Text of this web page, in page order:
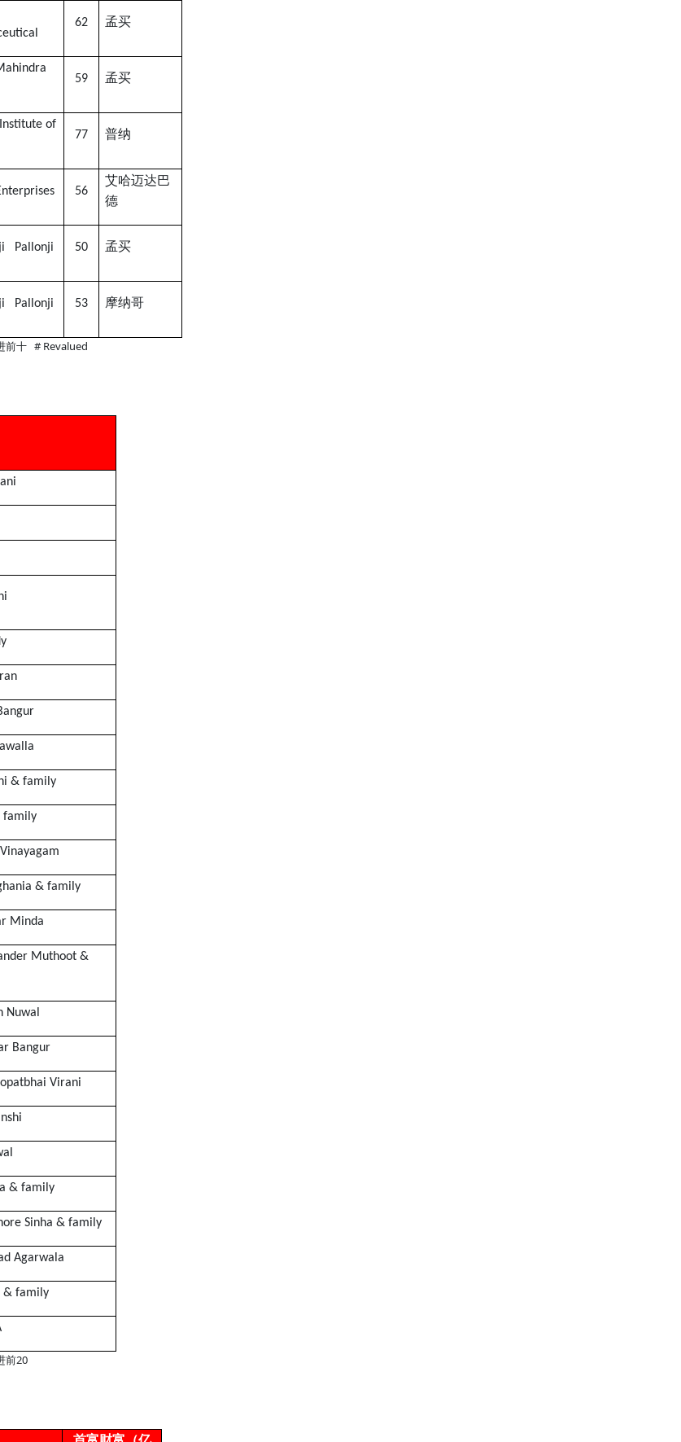
62 孟买
59 孟买
of
77 普纳
56
艾哈迈达巴
德
Pallonji 50 孟买
Pallonji 53 摩纳哥
前十 # Revalued
& family
family
& family
Minda
Muthoot &
Nuwal
Bangur
Virani
& family
Sinha & family
Agarwala
& family
前20